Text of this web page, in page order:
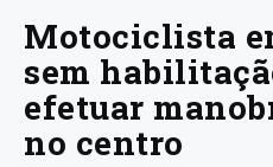
Motociclista
sem
efetuar
no centro